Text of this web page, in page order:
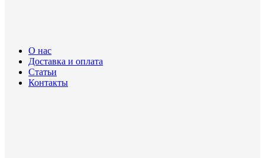
О нас
Доставка и оплата
Статьи
Контакты